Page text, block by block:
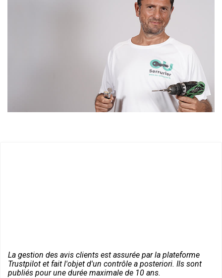
La gestion des avis clients est assurée par la plateforme
Trustpilot et fait l'objet d'un contrôle a posteriori. Ils sont
publiés pour une durée maximale de 10 ans.